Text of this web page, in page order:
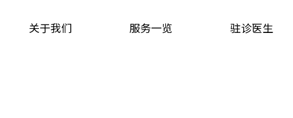
关于我们 服务一览 驻诊医生